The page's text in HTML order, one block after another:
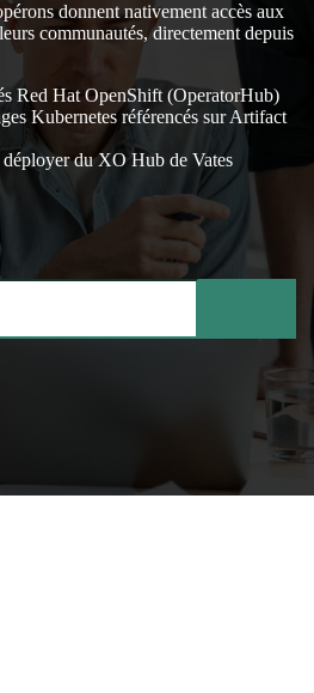
donnent nativement accès aux
communautés, directement depuis
Red Hat OpenShift (OperatorHub)
Kubernetes référencés sur Artifact
déployer du XO Hub de Vates